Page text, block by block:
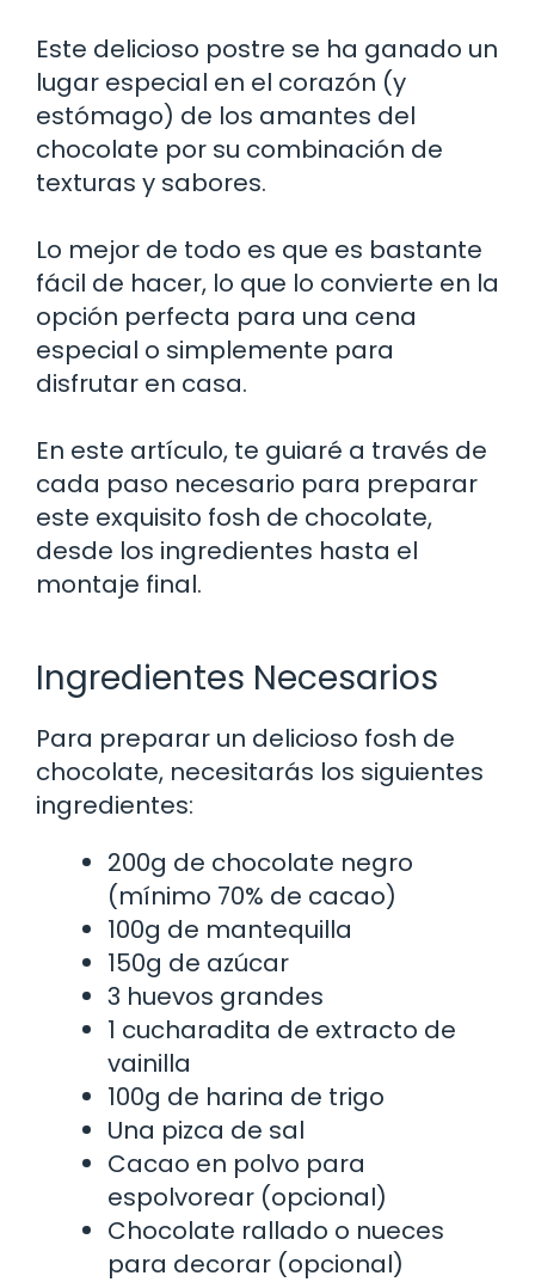
Este delicioso postre se ha ganado un
lugar especial en el corazón (y
estómago) de los amantes del
chocolate por su combinación de
texturas y sabores.
Lo mejor de todo es que es bastante
fácil de hacer, lo que lo convierte en la
opción perfecta para una cena
especial o simplemente para
disfrutar en casa.
En este artículo, te guiaré a través de
cada paso necesario para preparar
este exquisito fosh de chocolate,
desde los ingredientes hasta el
montaje final.
Ingredientes Necesarios
Para preparar un delicioso fosh de
chocolate, necesitarás los siguientes
ingredientes:
200g de chocolate negro
(mínimo 70% de cacao)
100g de mantequilla
150g de azúcar
3 huevos grandes
1 cucharadita de extracto de
vainilla
100g de harina de trigo
Una pizca de sal
Cacao en polvo para
espolvorear (opcional)
Chocolate rallado o nueces
para decorar (opcional)